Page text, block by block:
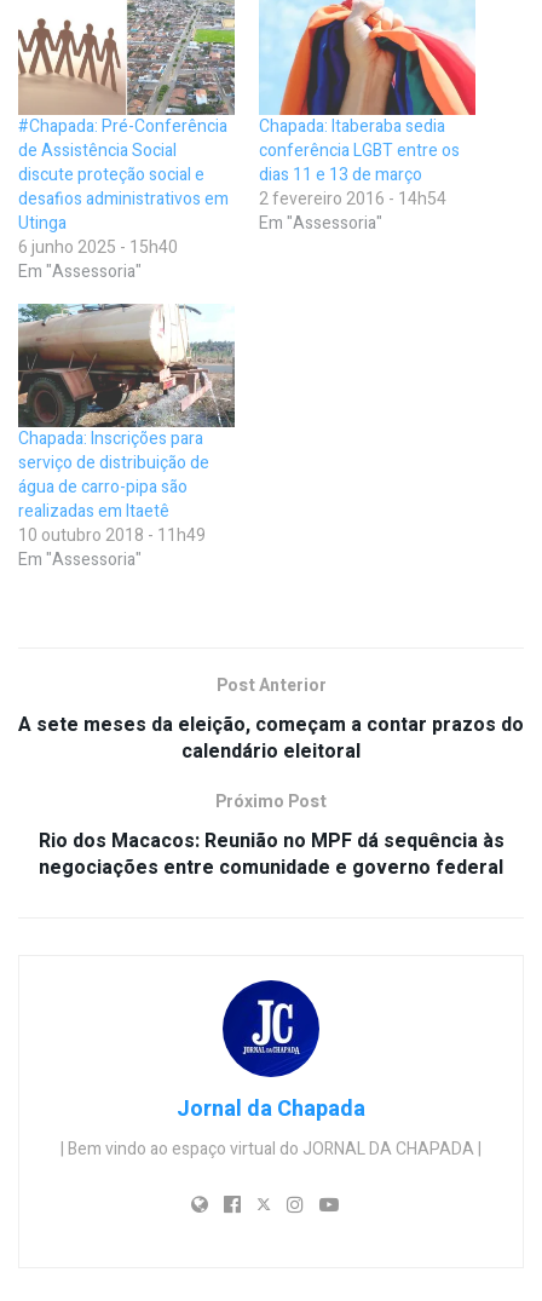
#Chapada: Pré-Conferência
de Assistência Social
discute proteção social e
desafios administrativos em
Utinga
6 junho 2025 - 15h40
Em "Assessoria"
Chapada: Itaberaba sedia
conferência LGBT entre os
dias 11 e 13 de março
2 fevereiro 2016 - 14h54
Em "Assessoria"
Chapada: Inscrições para
serviço de distribuição de
água de carro-pipa são
realizadas em Itaetê
10 outubro 2018 - 11h49
Em "Assessoria"
Post Anterior
A sete meses da eleição, começam a contar prazos do
calendário eleitoral
Próximo Post
Rio dos Macacos: Reunião no MPF dá sequência às
negociações entre comunidade e governo federal
Jornal da Chapada
| Bem vindo ao espaço virtual do JORNAL DA CHAPADA |